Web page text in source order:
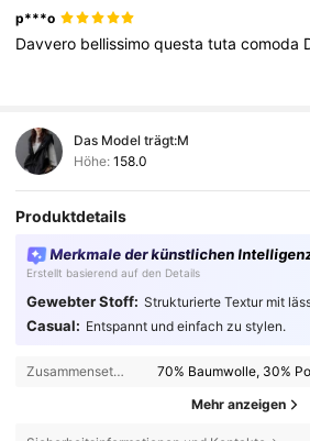
p***o
Davvero bellissimoquestatutacomoda
Das Model trägt:M
Höhe: 158.0
Produktdetails
Merkmale der künstlichen
Erstellt basierend auf den Details
Gewebter Stoff: Strukturierte Textur mit
Casual: Entspannt und einfach zu stylen.
Zusammensetzung: 70% Baumwolle, 30%
Mehr anzeigen